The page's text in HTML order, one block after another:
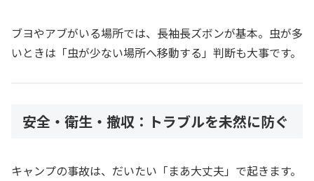
ブヨやアブがいる場所では、長袖長ズボンが基本。虫が多
いときは「虫が少ない場所へ移動する」判断も大事です。
安全・衛生・撤収：トラブルを未然に防ぐ
キャンプの事故は、だいたい「まあ大丈夫」で起きます。